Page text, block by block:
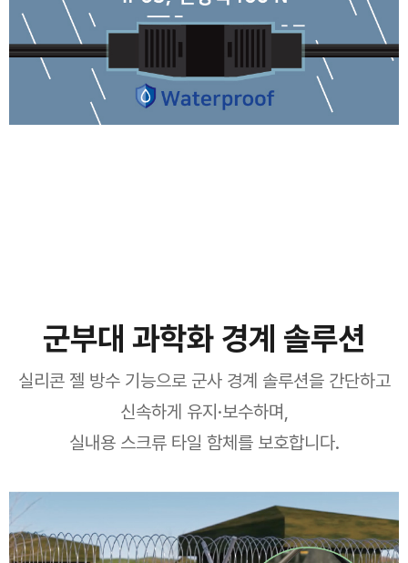
군부대 과학화 경계 솔루션
실리콘 젤 방수 기능으로 군사 경계 솔루션을 간단하고
신속하게 유지·보수하며,
실내용 스크류 타일 함체를 보호합니다.